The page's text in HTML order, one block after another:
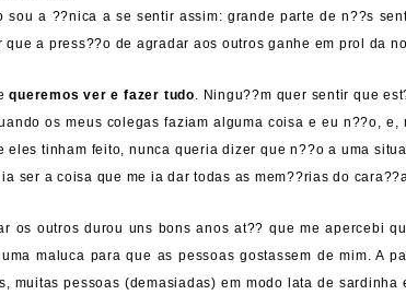
sou a ??nica a se sentir assim: grande parte de n??s
a press??o de agradar aos outros ganhe em prol da
queremos ver e fazer tudo. Ningu??m quer sentir que
os meus colegas faziam alguma coisa e eu n??o, e,
eles tinham feito, nunca queria dizer que n??o a uma
ser a coisa que me ia dar todas as mem??rias do
os outros durou uns bons anos at?? que me apercebi
maluca para que as pessoas gostassem de mim. A
muitas pessoas (demasiadas) em modo lata de